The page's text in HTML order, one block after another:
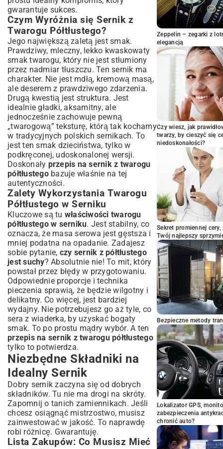
Sprawdzone Metody na Puszysty Sernik
Chłodzenie i Przechowywanie
Wariacje i Sposoby Podania: Odkryj
Nowe Smaki
Dodatki, Które Odmienią Twój Sernik
Sernik na Różne Okazje
Napoje Idealnie Pasujące do Sernika
Podsumowanie: Twój Sernik Gotowy do
Podania
gwarantuje sukces.
Czym Wyróżnia się Sernik z
Twarogu Półtłustego?
Jego największą zaletą jest smak.
Prawdziwy, mleczny, lekko kwaskowaty
smak twarogu, który nie jest stłumiony
przez nadmiar tłuszczu. Ten sernik ma
charakter. Nie jest mdłą, kremową masą,
ale deserem z prawdziwego zdarzenia.
Drugą kwestią jest struktura. Jest
idealnie gładki, aksamitny, ale
jednocześnie zachowuje pewną
„twarogową” teksturę, którą tak kochamy
w tradycyjnych polskich sernikach. To
jest ten smak dzieciństwa, tylko w
podkręconej, udoskonalonej wersji.
Doskonały przepis na sernik z twarogu
półtłustegobazuje właśnie na tej
autentyczności.
Zalety Wykorzystania Twarogu
Półtłustego w Serniku
Kluczowe są tu właściwości twarogu
półtłustego w serniku. Jest stabilny, co
oznacza, że masa serowa jest gęstsza i
mniej podatna na opadanie. Zadajesz
sobie pytanie, czy sernik z półtłustego
jest suchy? Absolutnie nie! To mit, który
powstał przez błędy w przygotowaniu.
Odpowiednie proporcje i technika
pieczenia sprawią, że będzie wilgotny i
delikatny. Co więcej, jest bardziej
wydajny. Nie potrzebujesz go aż tyle, co
sera z wiaderka, by uzyskać bogaty
smak. To po prostu mądry wybór. A ten
przepis na sernik z twarogu półtłustego
tylko to potwierdza.
Niezbędne Składniki na
Idealny Sernik
Dobry sernik zaczyna się od dobrych
składników. Tu nie ma drogi na skróty.
Zapomnij o tanich zamiennikach. Jeśli
chcesz osiągnąć mistrzostwo, musisz
zainwestować w jakość. To naprawdę
robi różnicę. Gwarantuję.
Lista Zakupów: Co Musisz Mieć
Zeppelin – zegarki z
elegancją
Czy wiesz, jak
twarzy, by cieszyć się
niedoskonałości?
Sekret promiennej
Twój najlepszy
Bezpieczne metody
Lokalizator GPS,
zabezpieczenia
chronić auto?